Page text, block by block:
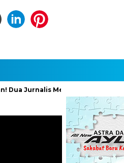
Medan Diperiksa Polisi, Pelaku